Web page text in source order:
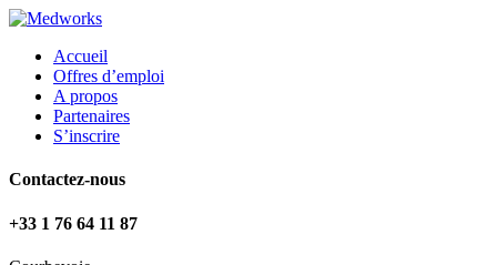
Accueil
Offres d’emploi
A propos
Partenaires
S’inscrire
Contactez-nous
+33 1 76 64 11 87